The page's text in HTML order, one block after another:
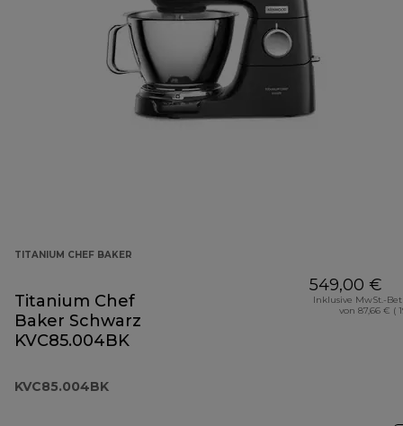
TITANIUM CHEF BAKER
Titanium Chef
Baker Schwarz
KVC85.004BK
KVC85.004BK
549,00 €
Inklusive MwSt.-
von 87,66 € (